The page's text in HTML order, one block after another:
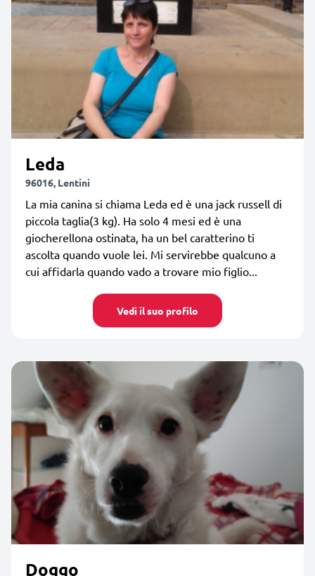
Leda
96016, Lentini
La mia canina si chiama Leda ed è una jack russell di
piccola taglia(3 kg). Ha solo 4 mesi ed è una
giocherellona ostinata, ha un bel caratterino ti
ascolta quando vuole lei. Mi servirebbe qualcuno a
cui affidarla quando vado a trovare mio figlio...
Vedi il suo profilo
Doggo